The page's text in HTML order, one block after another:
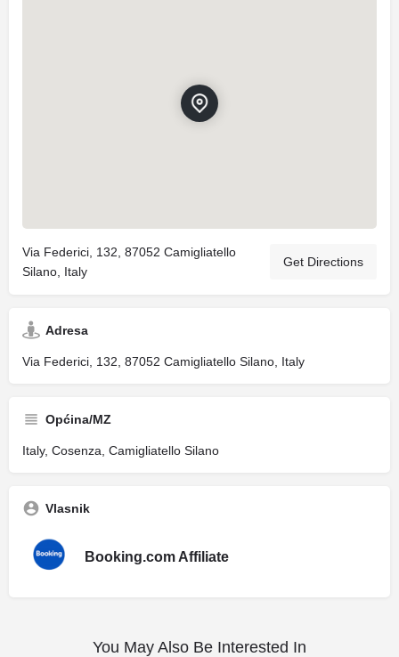
Via Federici, 132, 87052 Camigliatello
Silano, Italy
Get Directions
Adresa
Via Federici, 132, 87052 Camigliatello Silano, Italy
Općina/MZ
Italy, Cosenza, Camigliatello Silano
Vlasnik
Booking.com Affiliate
You May Also Be Interested In